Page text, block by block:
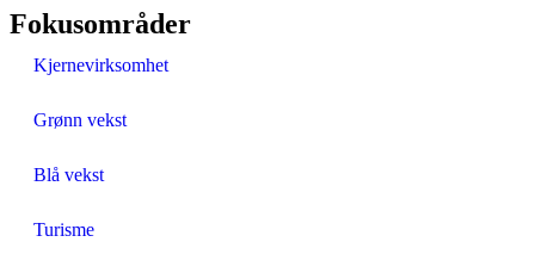
Fokusområder
Kjernevirksomhet
Grønn vekst
Blå vekst
Turisme